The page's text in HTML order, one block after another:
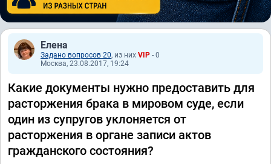
Елена
Задано вопросов 20, из них VIP - 0
Москва, 23.08.2017, 19:24
Какие документы нужно предоставить для
расторжения брака в мировом суде, если
один из супругов уклоняется от
расторжения в органе записи актов
гражданского состояния?